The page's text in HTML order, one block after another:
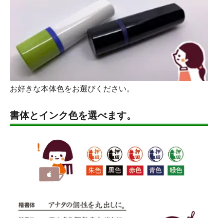
お好きな本体色をお選びください。
書体とインク色を選べます。